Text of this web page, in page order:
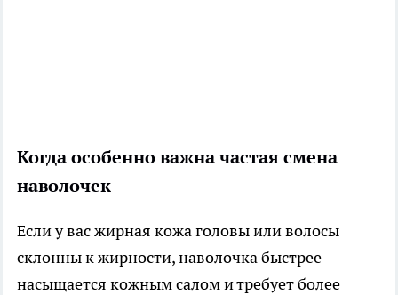
Когда особенно важна частая смена
наволочек
Если у вас жирная кожа головы или волосы
склонны к жирности, наволочка быстрее
насыщается кожным салом и требует более